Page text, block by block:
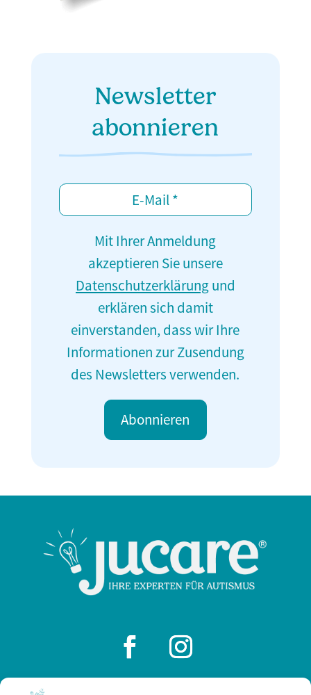
Newsletter
abonnieren
Mit Ihrer Anmeldung
akzeptieren Sie unsere
Datenschutzerklärungund
erklären sich damit
einverstanden, dass wir Ihre
Informationen zur Zusendung
des Newsletters verwenden.